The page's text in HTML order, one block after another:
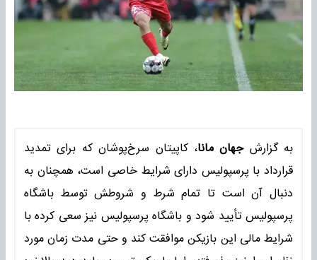
به گزارشجهان مانا، کاپیتان سرخ‌پوشان که برای تمدید
قرارداد با پرسپولیس دارای شرایط خاصی است، همچنان به
دنبال آن است تا تمام شرط و شروطش توسط باشگاه
پرسپولیس تأیید شود و باشگاه پرسپولیس نیز سعی کرده با
شرایط مالی این بازیکن موافقت کند و حتی مدت زمان مورد